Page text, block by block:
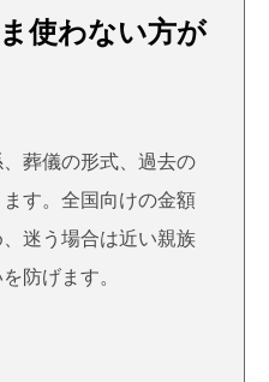
使わない方が
葬儀の形式、過去の
す。全国向けの金額
迷う場合は近い親族
防げます。